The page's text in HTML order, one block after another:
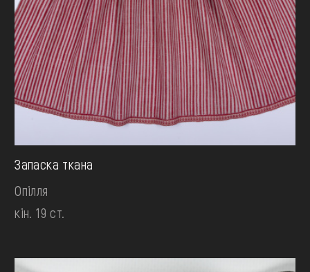
Запаска ткана
Опілля
кін. 19 ст.